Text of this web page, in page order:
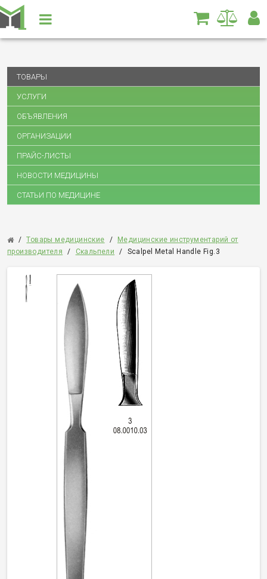
ТОВАРЫ
УСЛУГИ
ОБЪЯВЛЕНИЯ
ОРГАНИЗАЦИИ
ПРАЙС-ЛИСТЫ
НОВОСТИ МЕДИЦИНЫ
СТАТЬИ ПО МЕДИЦИНЕ
/ Товары медицинские /
Медицинские инструментарий от
производителя
/ Скальпели / Scalpel Metal Handle Fig.3